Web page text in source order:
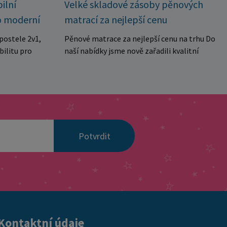
moderní
2v1,
pro
navrženy s
z
na dvě
Velké skladové zásoby pěnových
matrací za nejlepší cenu
Pěnové matrace za nejlepší cenu na trhu Do
naší nabídky jsme nově zařadili kvalitní
která poskytuje pohodlnou oporu tělu a je
vhodná pro každodenní spánek. Díky
prošívanému a snímatelnému potahu je
řešení ✔ vhodné do domácností i
Potvrdit
údaje